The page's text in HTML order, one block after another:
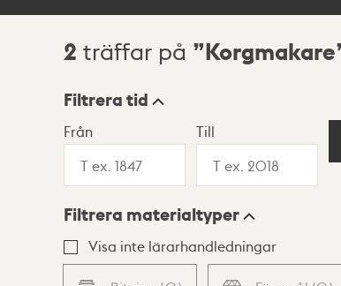
Sökresultat
2 träffar på Korgmakare
Visningsläge
Lista Karta
Filtrera tid
Från Till
Filtrera materialtyper
Visa inte lärarhandledningar